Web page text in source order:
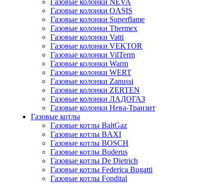
Газовые колонки OASIS
Газовые колонки Superflame
Газовые колонки Thermex
Газовые колонки Vatti
Газовые колонки VEKTOR
Газовые колонки VilTerm
Газовые колонки Warm
Газовые колонки WERT
Газовые колонки Zanussi
Газовые колонки ZERTEN
Газовые колонки ЛАДОГАЗ
Газовые колонки Нева-Транзит
Газовые котлы
Газовые котлы BaltGaz
Газовые котлы BAXI
Газовые котлы BOSCH
Газовые котлы Buderus
Газовые котлы De Dietrich
Газовые котлы Federica Bugatti
Газовые котлы Fondital